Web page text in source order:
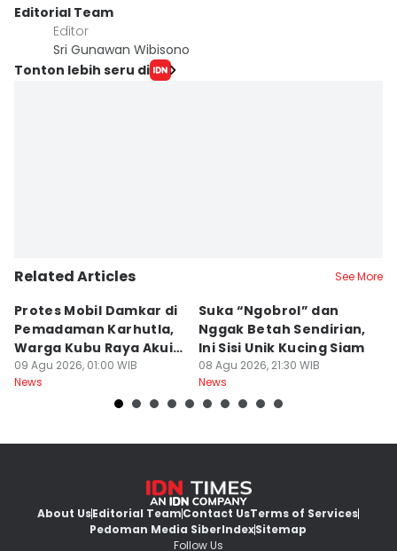
Editorial Team
Editor
Sri Gunawan Wibisono
Tonton lebih seru di
Related Articles See More
Protes Mobil Damkar di
Pemadaman Karhutla,
Warga Kubu Raya Akui
Khilaf
09 Agu 2026, 01:00 WIB
News
Suka “Ngobrol” dan
Nggak Betah Sendirian,
Ini Sisi Unik Kucing Siam
08 Agu 2026, 21:30 WIB
News
About UsEditorial TeamContact UsTerms of Services
Pedoman Media SiberIndexSitemap
Follow Us